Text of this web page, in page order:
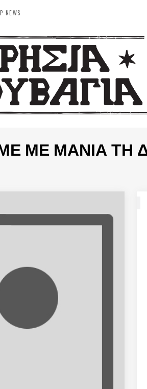
NEWS
ΜΕ ΜΑΝΊΑ ΤΗ